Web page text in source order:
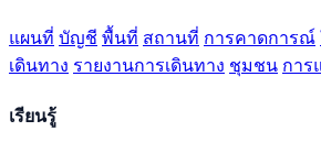
แผนที่ บัญชี พื้นที่ สถานที่ การคาดการณ์
เดินทาง รายงานการเดินทาง ชุมชน การ
เรียนรู้